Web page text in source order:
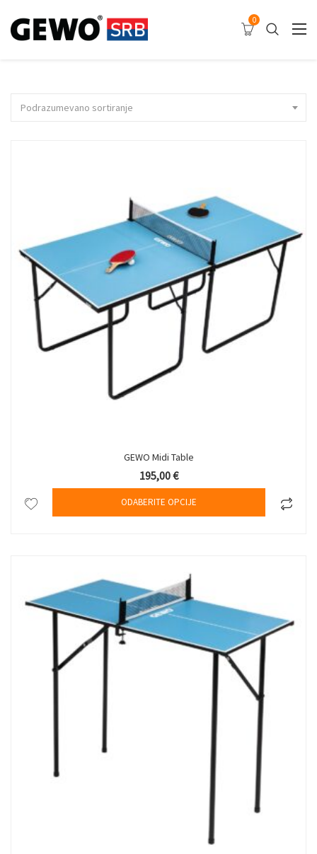
0
Podrazumevano sortiranje
GEWO Midi Table
195,00€
ODABERITE OPCIJE Ovaj